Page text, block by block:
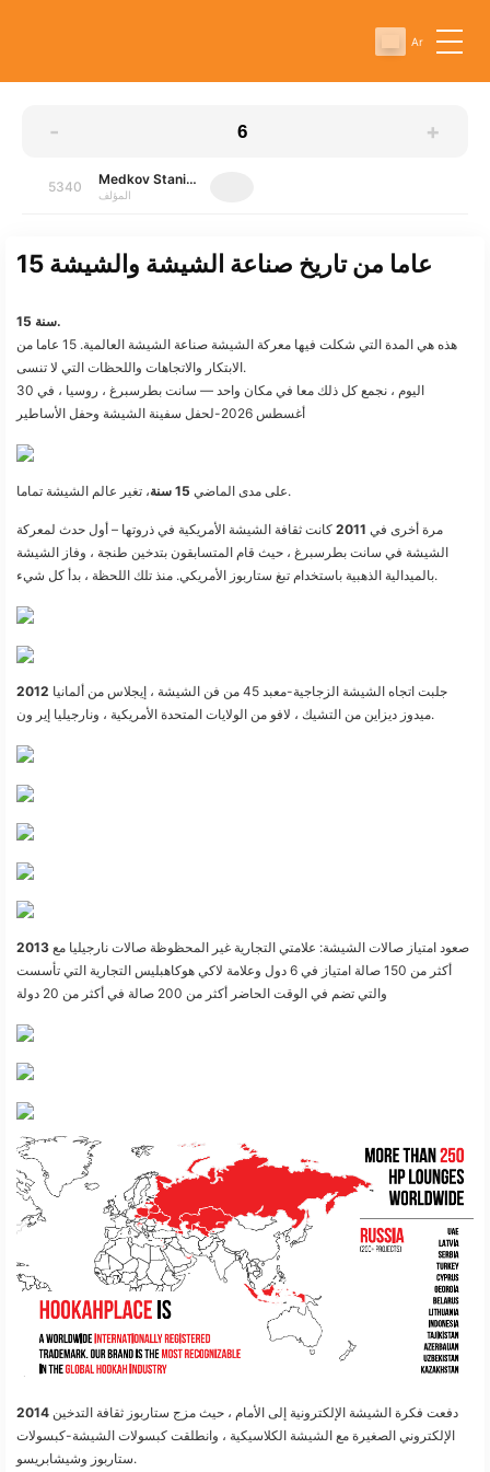
Ar
- +
5340 Medkov Stanislav
المؤلف
15 عاما من تاريخ صناعة الشيشة والشيشة
15 سنة.
هذه هي المدة التي شكلت فيها معركة الشيشة صناعة الشيشة العالمية. 15 عاما من
الابتكار والاتجاهات واللحظات التي لا تنسى.
اليوم ، نجمع كل ذلك معا في مكان واحد — سانت بطرسبرغ ، روسيا ، في 30
أغسطس 2026-لحفل سفينة الشيشة وحفل الأساطير
على مدى الماضي 15 سنة ، تغير عالم الشيشة تماما.
مرة أخرى في 2011 كانت ثقافة الشيشة الأمريكية في ذروتها – أول حدث لمعركة
الشيشة في سانت بطرسبرغ ، حيث قام المتسابقون بتدخين طنجة ، وفاز الشيشة
بالميدالية الذهبية باستخدام تبغ ستاربوز الأمريكي. منذ تلك اللحظة ، بدأ كل شيء.
2012
ميدوز ديزاين من التشيك ، لافو من الولايات المتحدة الأمريكية ، ونارجيليا إير ون.
2013
أكثر من 150 صالة امتياز في 6 دول وعلامة لاكي هوكاهبليس التجارية التي تأسست
والتي تضم في الوقت الحاضر أكثر من 200 صالة في أكثر من 20 دولة
2014
الإلكتروني الصغيرة مع الشيشة الكلاسيكية ، وانطلقت كبسولات الشيشة-كبسولات
ستاربوز وشيشابريسو.